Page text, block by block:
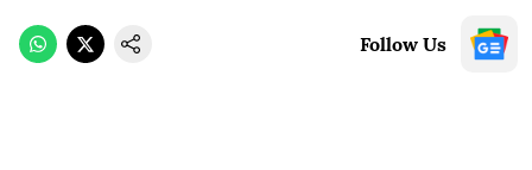
Follow Us